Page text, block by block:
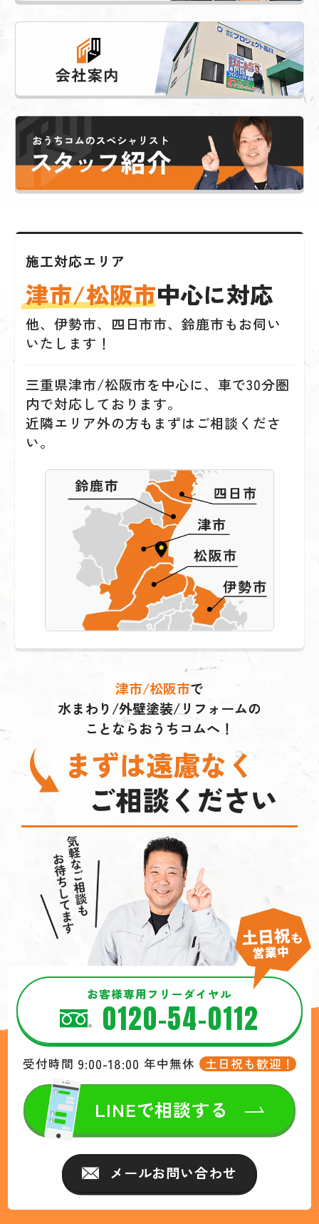
施工対応エリア
津市/松阪市中心に対応
他、伊勢市、四日市市、鈴鹿市もお伺い
いたします！
三重県津市/松阪市を中心に、車で30分圏
内で対応しております。
近隣エリア外の方もまずはご相談くださ
い。
津市/松阪市で
水まわり/外壁塗装/リフォームの
ことならおうちコムへ！
まずは遠慮なく
ご相談ください
お客様専用フリーダイヤル
0120-54-0112
受付時間 9:00-18:00 年中無休 土日祝も歓迎！
LINEで相談する
メールお問い合わせ